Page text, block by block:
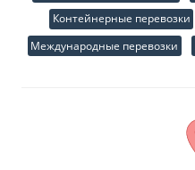
Контейнерные перевозки
Международные перевозки